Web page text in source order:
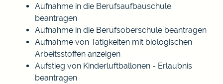
Aufnahme in die Berufsaufbauschule
beantragen
Aufnahme in die Berufsoberschule beantragen
Aufnahme von Tätigkeiten mit biologischen
Arbeitsstoffen anzeigen
Aufstieg von Kinderluftballonen - Erlaubnis
beantragen